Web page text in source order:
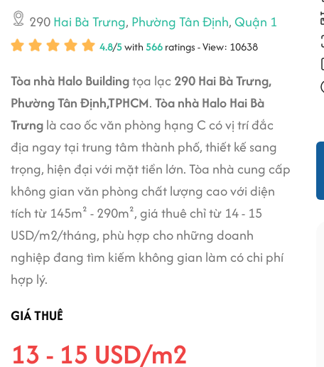
290Hai Bà Trưng, Phường Tân Định,Quận 1
4.8/5with566ratings - View: 10638
Tòa nhà Halo Buildingtọa lạc 290 Hai Bà Trưng,
Phường Tân Định,TPHCM.Tòa nhà Halo Hai Bà
Trưnglà cao ốc văn phòng hạng C có vị trí đắc
địa ngay tại trung tâm thành phố, thiết kế sang
trọng, hiện đại với mặt tiền lớn. Tòa nhà cung cấp
không gian văn phòng chất lượng cao với diện
tích từ 145m² - 290m², giá thuê chỉ từ 14 - 15
USD/m2/tháng, phù hợp cho những doanh
nghiệp đang tìm kiếm không gian làm có chi phí
hợp lý.
GIÁ THUÊ
13 - 15 USD/m2